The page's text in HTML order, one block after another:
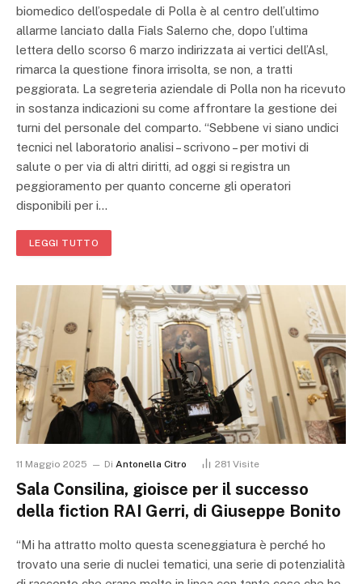
biomedico dell’ospedale di Polla è al centro dell’ultimo
allarme lanciato dalla Fials Salerno che, dopo l’ultima
lettera dello scorso 6 marzo indirizzata ai vertici dell’Asl,
rimarca la questione finora irrisolta, se non, a tratti
peggiorata. La segreteria aziendale di Polla non ha ricevuto
in sostanza indicazioni su come affrontare la gestione dei
turni del personale del comparto. “Sebbene vi siano undici
tecnici nel laboratorio analisi – scrivono – per motivi di
salute o per via di altri diritti, ad oggi si registra un
peggioramento per quanto concerne gli operatori
disponibili per i…
LEGGI TUTTO
11 Maggio 2025 Di Antonella Citro 281 Visite
Sala Consilina, gioisce per il successo
della fiction RAI Gerri, di Giuseppe Bonito
“Mi ha attratto molto questa sceneggiatura è perché ho
trovato una serie di nuclei tematici, una serie di potenzialità